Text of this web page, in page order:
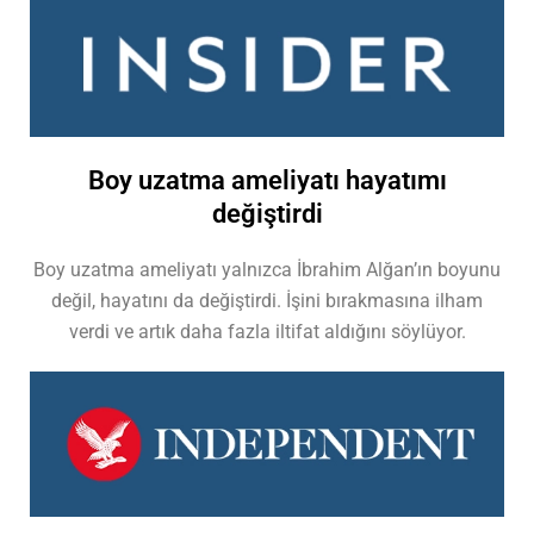
Boy uzatma ameliyatı hayatımı
değiştirdi
Boy uzatma ameliyatı yalnızca İbrahim Alğan’ın boyunu
değil, hayatını da değiştirdi. İşini bırakmasına ilham
verdi ve artık daha fazla iltifat aldığını söylüyor.